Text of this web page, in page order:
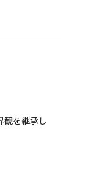
観を継承し